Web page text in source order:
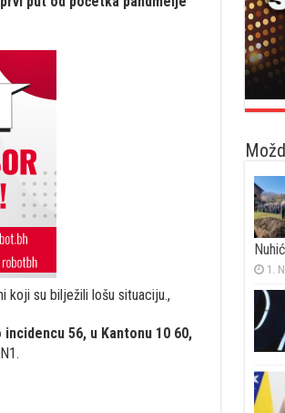
koji su bilježili lošu situaciju.,
56, u Kantonu 10 60,
Nuhić
1.